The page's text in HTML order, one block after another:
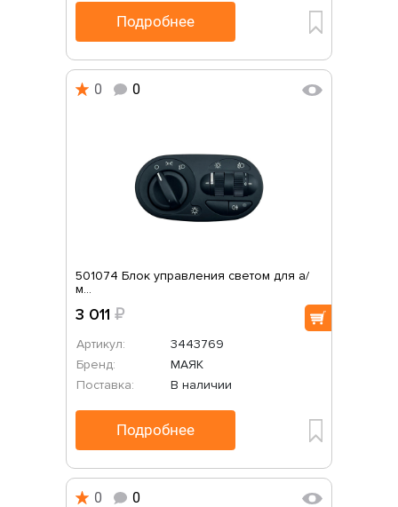
Подробнее
0 0
501074 Блок управления светом для а/
м...
3 011 ₽
Артикул:
3443769
Бренд:
МАЯК
Поставка:
В наличии
Подробнее
0 0